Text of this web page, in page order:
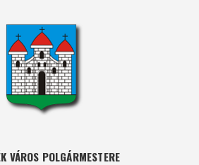
VÁROS POLGÁRMESTERE